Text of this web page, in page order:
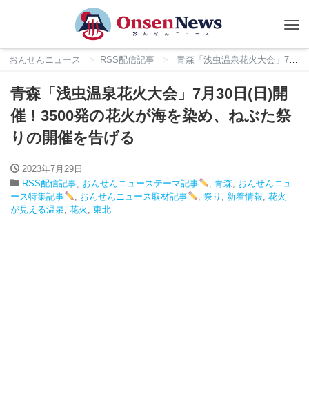
おんせんニュース RSS配信記事 青森「浅虫温泉花火大会」7月30日(日)開催！3500発の花火が海を染め、ねぶた祭りの開催を告げる
青森「浅虫温泉花火大会」7月30日(日)開
催！3500発の花火が海を染め、ねぶた祭
りの開催を告げる
2023年7月29日
RSS配信記事, おんせんニューステーマ記事 , 青森, おんせんニュ
ース特集記事
, おんせんニュース取材記事 , 祭り , 新着情報, 花火
が見える温泉, 花火 , 東北